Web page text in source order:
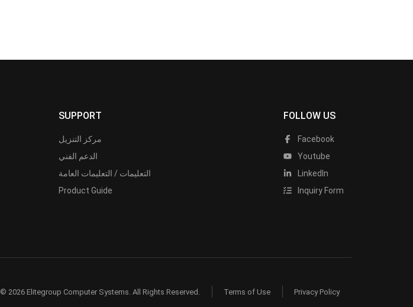
SUPPORT
مركز التنزيل
الدعم الفني
التعليمات / التعليمات العامة
Product Guide
FOLLOW US
Facebook
Youtube
LinkedIn
Inquiry Form
© 2026 Elitegroup Computer Systems. All Rights Reserved. Terms of Use Privacy Policy